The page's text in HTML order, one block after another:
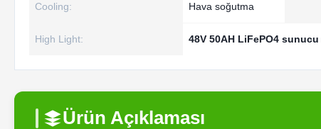
Cooling: Hava soğutma
High Light: 48V 50AH LiFePO4
Ürün Açıklaması